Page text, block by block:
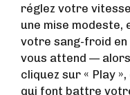
réglez votre
une mise
votre sang-froid en
vous attend —
cliquez sur « Play
qui font battre